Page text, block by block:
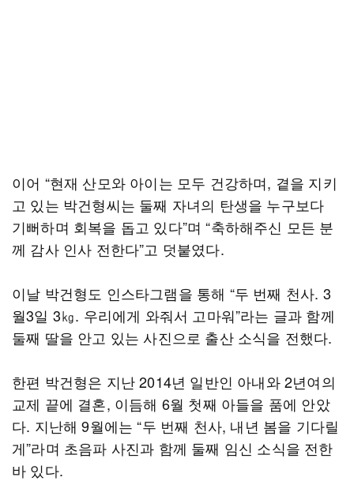
이어 “현재 산모와 아이는 모두 건강하며, 곁을 지키
고 있는 박건형씨는 둘째 자녀의 탄생을 누구보다
기뻐하며 회복을 돕고 있다”며 “축하해주신 모든 분
께 감사 인사 전한다”고 덧붙였다.
이날 박건형도 인스타그램을 통해 “두 번째 천사. 3
월3일 3㎏. 우리에게 와줘서 고마워”라는 글과 함께
둘째 딸을 안고 있는 사진으로 출산 소식을 전했다.
한편 박건형은 지난 2014년 일반인 아내와 2년여의
교제 끝에 결혼, 이듬해 6월 첫째 아들을 품에 안았
다. 지난해 9월에는 “두 번째 천사, 내년 봄을 기다릴
게”라며 초음파 사진과 함께 둘째 임신 소식을 전한
바 있다.